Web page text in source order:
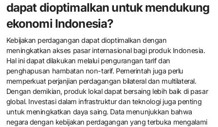
dapat dioptimalkan untuk mendukung
ekonomi Indonesia?
Kebijakan perdagangan dapat dioptimalkan dengan
meningkatkan akses pasar internasional bagi produk Indonesia.
Hal ini dapat dilakukan melalui pengurangan tarif dan
penghapusan hambatan non-tarif. Pemerintah juga perlu
memperkuat perjanjian perdagangan bilateral dan multilateral.
Dengan demikian, produk lokal dapat bersaing lebih baik di pasar
global. Investasi dalam infrastruktur dan teknologi juga penting
untuk meningkatkan daya saing. Data menunjukkan bahwa
negara dengan kebijakan perdagangan yang terbuka mengalami